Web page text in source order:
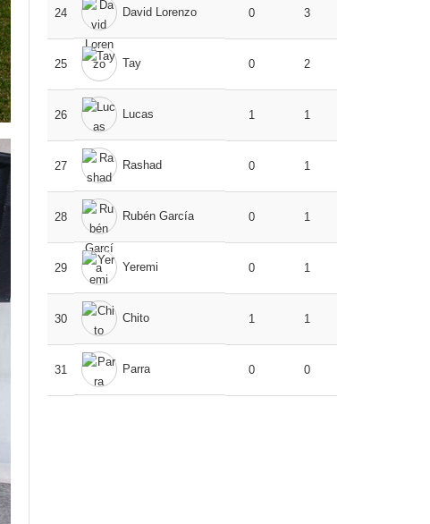
24 David Lorenzo 0 3
25 Tay 0 2
26 Lucas 1 1
27 Rashad 0 1
28 Rubén García 0 1
29 Yeremi 0 1
30 Chito 1 1
31 Parra 0 0